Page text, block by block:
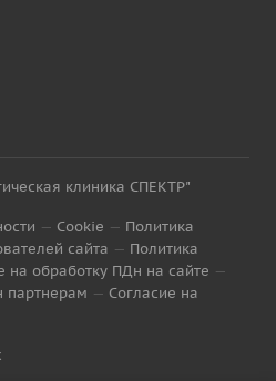
клиника СПЕКТР"
— Cookie — Политика
сайта — Политика
на обработку ПДн на сайте —
партнерам — Согласие на